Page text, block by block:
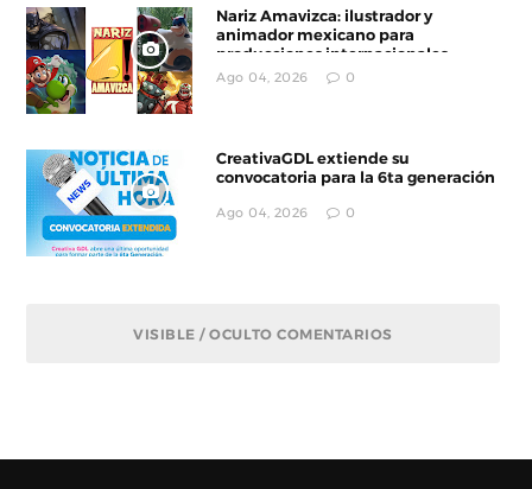
Nariz Amavizca: ilustrador y
animador mexicano para
producciones internacionales
Ago 04, 2026 0
CreativaGDL extiende su
convocatoria para la 6ta generación
Ago 04, 2026 0
VISIBLE / OCULTO COMENTARIOS